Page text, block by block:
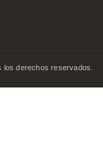
derechos reservados.